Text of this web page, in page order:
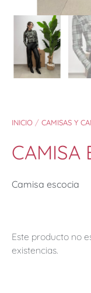
INICIO / CAMISAS Y
CAMISA
Camisa escocia
Este producto no
existencias.